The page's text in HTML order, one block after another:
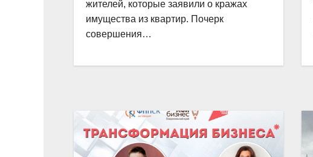
жителей, которые заявили о кражах
имущества из квартир. Почерк
совершения…